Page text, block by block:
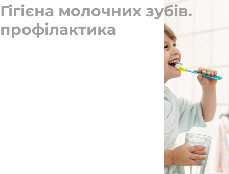
Гігієна молочних зубів.
профілактика